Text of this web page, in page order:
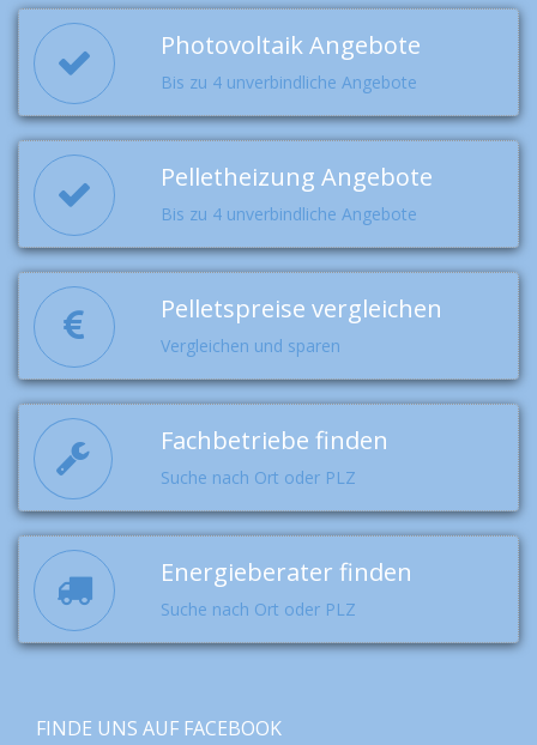
Photovoltaik Angebote
Bis zu 4 unverbindliche Angebote
Pelletheizung Angebote
Bis zu 4 unverbindliche Angebote
Pelletspreise vergleichen
Vergleichen und sparen
Fachbetriebe finden
Suche nach Ort oder PLZ
Energieberater finden
Suche nach Ort oder PLZ
FINDE UNS AUF FACEBOOK